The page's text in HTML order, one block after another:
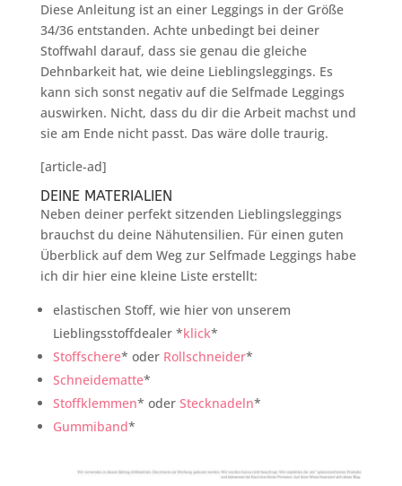
Diese Anleitung ist an einer Leggings in der Größe
34/36 entstanden. Achte unbedingt bei deiner
Stoffwahl darauf, dass sie genau die gleiche
Dehnbarkeit hat, wie deine Lieblingsleggings. Es
kann sich sonst negativ auf die Selfmade Leggings
auswirken. Nicht, dass du dir die Arbeit machst und
sie am Ende nicht passt. Das wäre dolle traurig.
[article-ad]
DEINE MATERIALIEN
Neben deiner perfekt sitzenden Lieblingsleggings
brauchst du deine Nähutensilien. Für einen guten
Überblick auf dem Weg zur Selfmade Leggings habe
ich dir hier eine kleine Liste erstellt:
elastischen Stoff, wie hier von unserem
Lieblingsstoffdealer *klick*
Stoffschere* oder Rollschneider*
Schneidematte*
Stoffklemmen* oder Stecknadeln*
Gummiband*